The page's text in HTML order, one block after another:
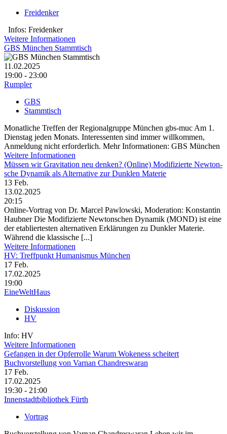
Freidenker
Infos: Freidenker
Weitere Informationen
GBS München Stammtisch
11.02.2025
19:00 - 23:00
Rumpler
GBS
Stammtisch
Monatliche Treffen der Regionalgruppe München gbs-muc Am 1.
Dienstag jeden Monats. Interessenten sind immer willkommen,
Anmeldung nicht erforderlich. Mehr Informationen: GBS München
Weitere Informationen
Müssen wir Gravi­tation neu denken? (Online) Modi­fizierte Newton­
sche Dynamik als Alter­native zur Dunklen Materie
13 Feb.
13.02.2025
20:15
Online-Vortrag von Dr. Marcel Pawlowski, Moderation: Konstantin
Haubner Die Modifizierte Newtonschen Dynamik (MOND) ist eine
der etabliertesten alternativen Erklärungen zu Dunkler Materie.
Während die klassische [...]
Weitere Informationen
HV: Treffpunkt Humanismus München
17 Feb.
17.02.2025
19:00
EineWeltHaus
Diskussion
HV
Info: HV
Weitere Informationen
Gefangen in der Opfer­rolle Warum Woke­ness scheitert
Buchvorstellung von Varnan Chandreswaran
17 Feb.
17.02.2025
19:30 - 21:00
Innenstadtbibliothek Fürth
Vortrag